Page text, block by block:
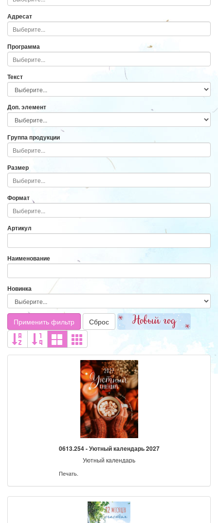
Адресат
Программа
Текст
Доп. элемент
Группа продукции
Размер
Формат
Артикул
Наименование
Новинка
Применить фильтр Сброс
0613.254 - Уютный календарь 2027
Уютный календарь
Печать.